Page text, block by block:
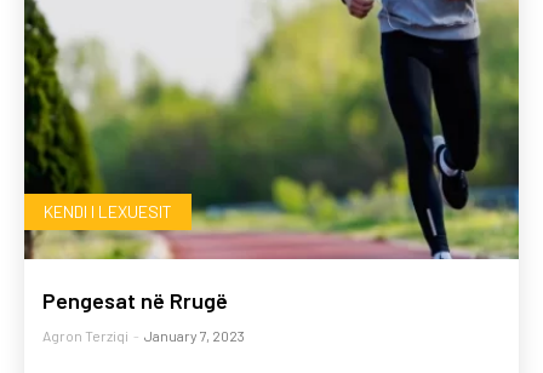
KENDI I LEXUESIT
Pengesat në Rrugë
Agron Terziqi - January 7, 2023